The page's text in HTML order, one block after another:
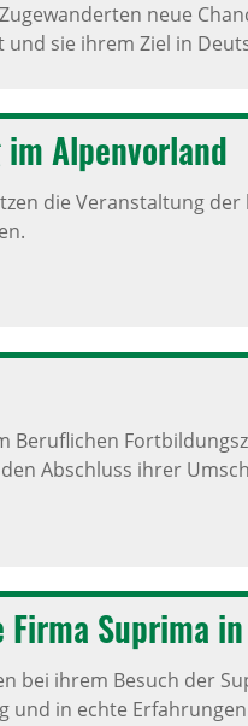
neue
sie ihrem Ziel in
Alpen­vor­land
die Veranstaltung
Beruflichen
Abschluss ihrer
Suprima
bei ihrem Besuch der
in echte